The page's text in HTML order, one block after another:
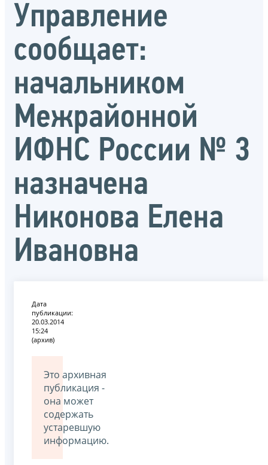
Управление
сообщает:
начальником
Межрайонной
ИФНС России № 3
назначена
Никонова Елена
Ивановна
Дата
публикации:
20.03.2014
15:24
(архив)
Это архивная
публикация -
она может
содержать
устаревшую
информацию.